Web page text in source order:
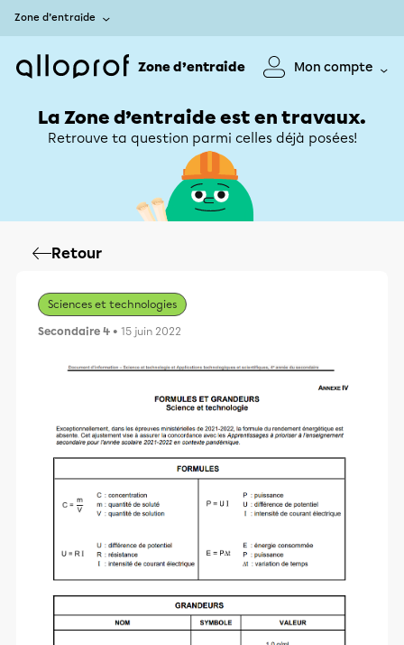
Zone d’entraide
Zone d’entraide Mon compte
La Zone d’entraide est en travaux.
Retrouve ta question parmi celles déjà posées!
Retour
Sciences et technologies
Secondaire 4 • 15 juin 2022